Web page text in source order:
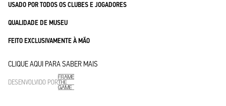
USADO POR TODOS OS CLUBES E JOGADORES
QUALIDADE DE MUSEU
FEITO EXCLUSIVAMENTE À MÃO
CLIQUE AQUI PARA SABER MAIS
DESENVOLVIDO POR